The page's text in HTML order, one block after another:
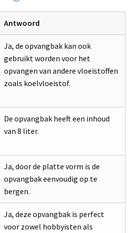
Antwoord
Ja, de opvangbak kan ook
gebruikt worden voor het
opvangen van andere vloeistoffen
zoals koelvloeistof.
De opvangbak heeft een inhoud
van 8 liter.
Ja, door de platte vorm is de
opvangbak eenvoudig op te
bergen.
Ja, deze opvangbak is perfect
voor zowel hobbyisten als